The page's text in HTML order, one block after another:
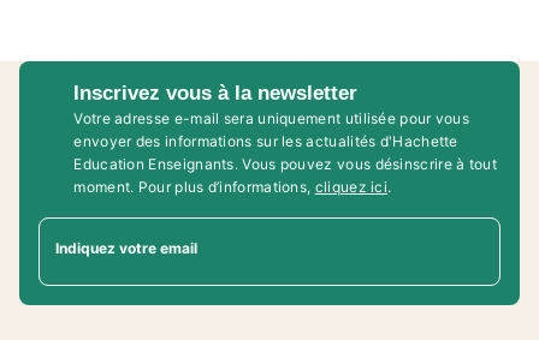
Inscrivez vous à la newsletter
Votre adresse e-mail sera uniquement utilisée pour vous
envoyer des informations sur les actualités d'Hachette
Education Enseignants. Vous pouvez vous désinscrire à tout
moment. Pour plus d’informations, cliquez ici.
Indiquez votre email